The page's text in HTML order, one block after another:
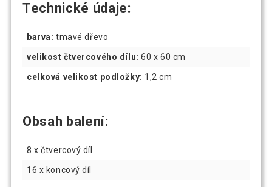
Technické údaje:
barva: tmavé dřevo
velikost čtvercového dílu: 60 x 60 cm
celková velikost podložky: 1,2 cm
Obsah balení:
8 x čtvercový díl
16 x koncový díl